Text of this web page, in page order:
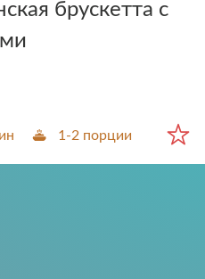
брускетта с
1-2 порции